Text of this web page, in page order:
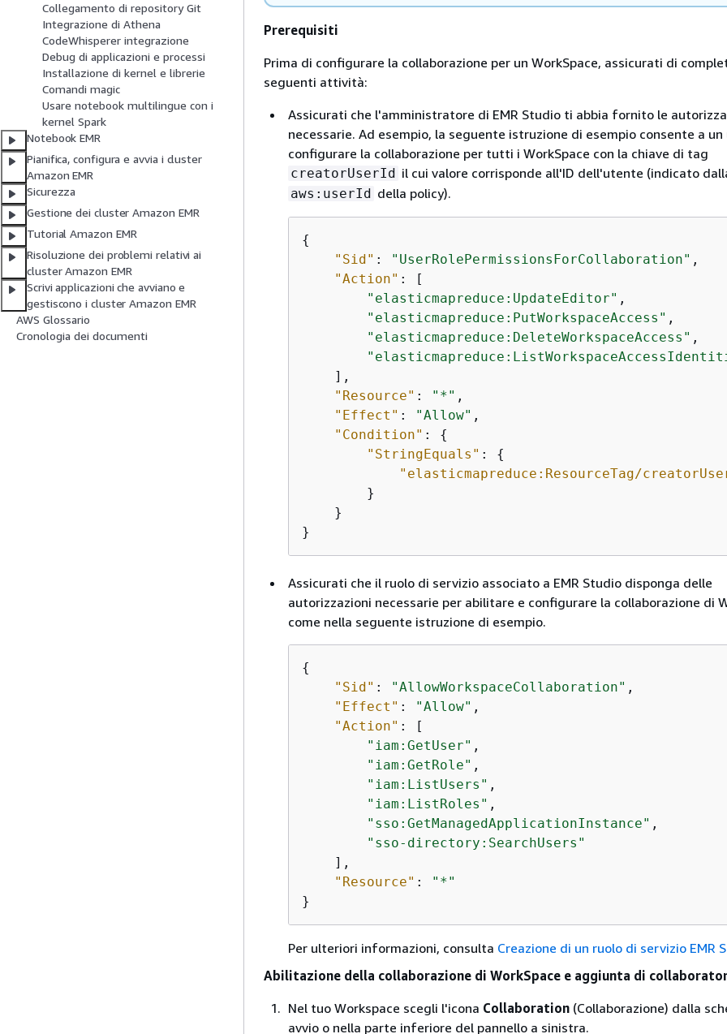
Collegamento di repository Git
Integrazione di Athena
CodeWhisperer integrazione
Debug di applicazioni e processi
Installazione di kernel e librerie
Comandi magic
Usare notebook multilingue con i
kernel Spark
Notebook EMR
Pianifica, configura e avvia i cluster
Amazon EMR
Sicurezza
Gestione dei cluster Amazon EMR
Tutorial Amazon EMR
Risoluzione dei problemi relativi ai
cluster Amazon EMR
Scrivi applicazioni che avviano e
gestiscono i cluster Amazon EMR
AWS Glossario
Cronologia dei documenti
Prerequisiti
Prima di configurare la collaborazione per un WorkSpace, assicurati di
seguenti attività:
Assicurati che l'amministratore di EMR Studio ti abbia fornito le
necessarie. Ad esempio, la seguente istruzione di esempio consente a
configurare la collaborazione per tutti i WorkSpace con la chiave di tag
creatorUserId il cui valore corrisponde all'ID dell'utente (indicato
aws:userId della policy).
{
"Sid" : "UserRolePermissionsForCollaboration" ,
"Action" : [
"elasticmapreduce:UpdateEditor" ,
"elasticmapreduce:PutWorkspaceAccess" ,
"elasticmapreduce:DeleteWorkspaceAccess" ,
    ],
"Resource" : "*" ,
"Effect" : "Allow" ,
"Condition" : {
"StringEquals" : {
"elasticmapreduce:ResourceTag/
        }
    }
}
Assicurati che il ruolo di servizio associato a EMR Studio disponga delle
autorizzazioni necessarie per abilitare e configurare la collaborazione di
come nella seguente istruzione di esempio.
{
"Sid" : "AllowWorkspaceCollaboration" ,
"Effect" : "Allow" ,
"Action" : [
"iam:GetUser" ,
"iam:GetRole" ,
"iam:ListUsers" ,
"iam:ListRoles" ,
"sso:GetManagedApplicationInstance" ,
"sso-directory:SearchUsers"
    ],
"Resource" :
"*"
}
Per ulteriori informazioni, consulta Creazione di un ruolo di servizio EMR
Abilitazione della collaborazione di WorkSpace e aggiunta di
Nel tuo Workspace scegli l'icona Collaboration (Collaborazione) dalla
avvio o nella parte inferiore del pannello a sinistra.